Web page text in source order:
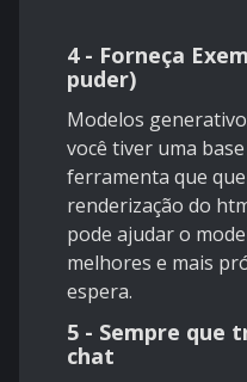
4 - Forneça
puder)
Modelos
você tiver uma
ferramenta que
renderização do
pode ajudar o
melhores e mais
espera.
5 - Sempre que
chat